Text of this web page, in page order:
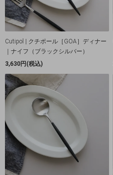
Cutipol | クチポール［GOA］ディナー
｜ナイフ（ブラックシルバー）
3,630円(税込)